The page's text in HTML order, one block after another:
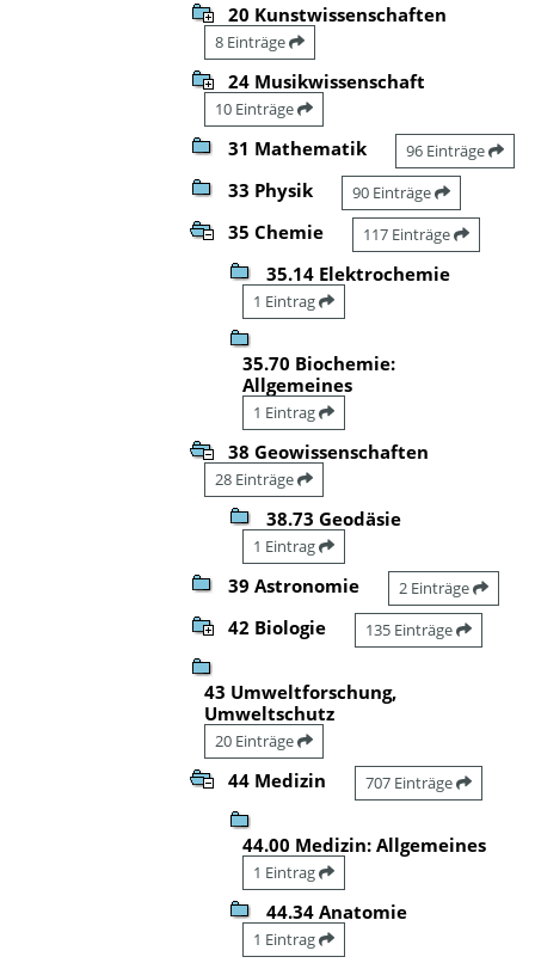
20 Kunstwissenschaften
8 Einträge
24 Musikwissenschaft
10 Einträge
31 Mathematik 96 Einträge
33 Physik 90 Einträge
35 Chemie 117 Einträge
35.14 Elektrochemie
1 Eintrag
35.70 Biochemie:
Allgemeines
1 Eintrag
38 Geowissenschaften
28 Einträge
38.73 Geodäsie
1 Eintrag
39 Astronomie 2 Einträge
42 Biologie 135 Einträge
43 Umweltforschung,
Umweltschutz
20 Einträge
44 Medizin 707 Einträge
44.00 Medizin: Allgemeines
1 Eintrag
44.34 Anatomie
1 Eintrag